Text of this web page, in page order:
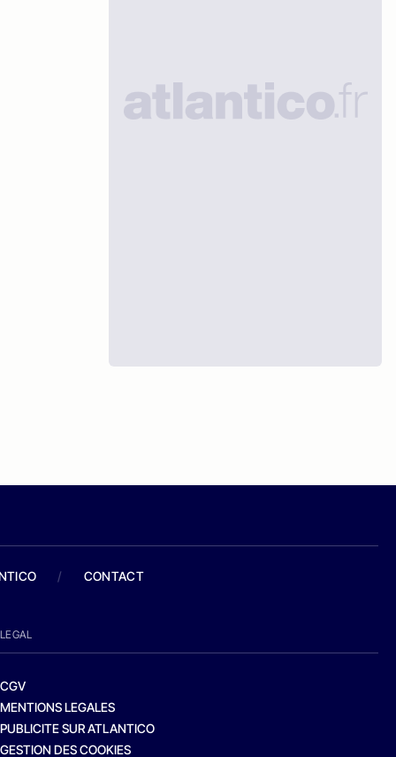
/ CONTACT
LEGAL
CGV
MENTIONS LEGALES
PUBLICITE SUR ATLANTICO
GESTION DES COOKIES